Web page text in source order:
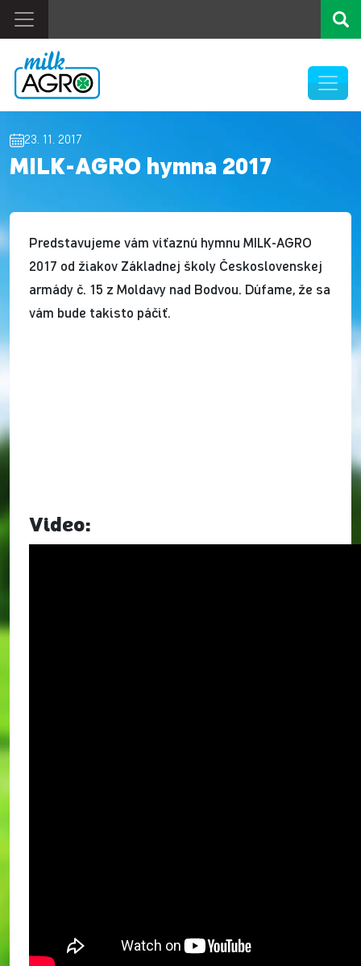
23. 11. 2017
MILK-AGRO hymna 2017
Predstavujeme vám víťaznú hymnu MILK-AGRO
2017 od žiakov Základnej školy Československej
armády č. 15 z Moldavy nad Bodvou. Dúfame, že sa
vám bude takisto páčiť.
Video: